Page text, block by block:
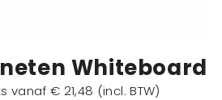
Whiteboard
vanaf € 21,48 (incl. BTW)